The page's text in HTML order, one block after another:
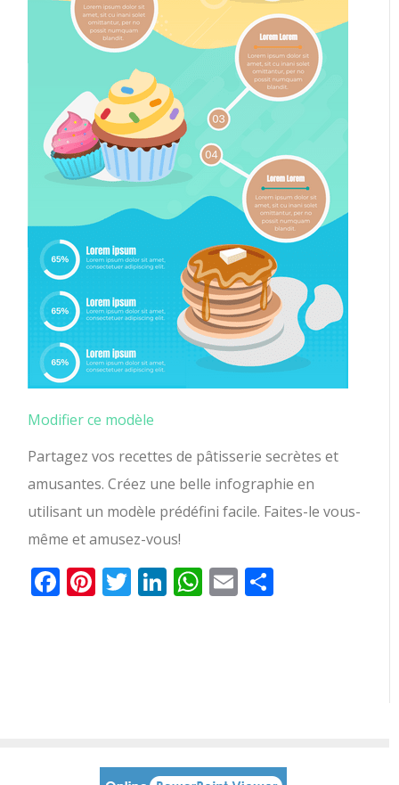
Modifier ce modèle
Partagez vos recettes de pâtisserie secrètes et
amusantes.Créez une belle infographie en
utilisant un modèle prédéfini facile. Faites-le vous-
même et amusez-vous!
Facebook
Pinterest
Twitter
LinkedIn
WhatsApp
Email